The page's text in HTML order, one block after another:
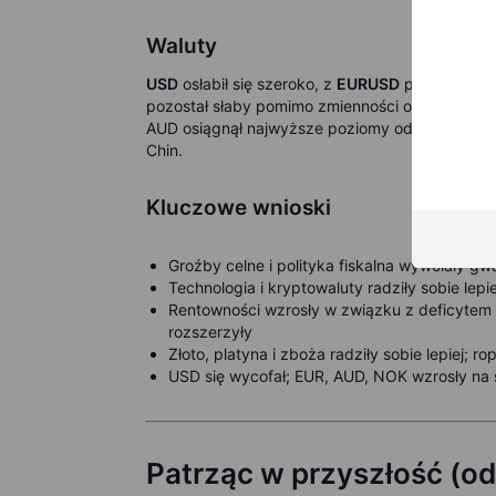
Waluty
USD osłabił się szeroko, z EURUSD
pozostał słaby pomimo zmienności obligacji,
AUD osiągnął najwyższe poziomy od 2025
Chin.
Kluczowe wnioski
Groźby celne i polityka fiskalna wywołały
Technologia i kryptowaluty radziły sobie
Rentowności wzrosły w związku z
rozszerzyły
Złoto, platyna i zboża radziły sobie lepiej;
USD się wycofał; EUR, AUD, NOK wzrosły
Patrząc w przyszłość